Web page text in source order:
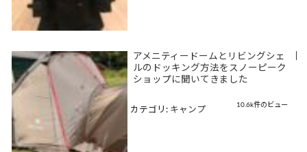
アメニティードームとリビングシェ
ルのドッキング方法をスノーピーク
ショップに聞いてきました
10.6k件のビュー
カテゴリ: キャンプ